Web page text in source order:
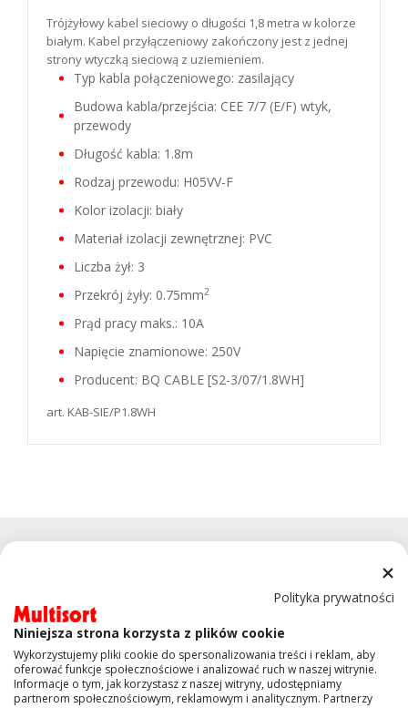
Trójżyłowy kabel sieciowy o długości 1,8 metra w kolorze
białym. Kabel przyłączeniowy zakończony jest z jednej
strony wtyczką sieciową z uziemieniem.
Typ kabla połączeniowego: zasilający
Budowa kabla/przejścia: CEE 7/7 (E/F) wtyk,
przewody
Długość kabla: 1.8m
Rodzaj przewodu: H05VV-F
Kolor izolacji: biały
Materiał izolacji zewnętrznej: PVC
Liczba żył: 3
Przekrój żyły: 0.75mm2
Prąd pracy maks.: 10A
Napięcie znamionowe: 250V
Producent: BQ CABLE [S2-3/07/1.8WH]
art. KAB-SIE/P1.8WH
KONTAKT
OBSŁUGA KLIENTA
Polityka prywatności
Niniejsza strona korzysta z plików cookie
Wykorzystujemy pliki cookie do spersonalizowania treści i reklam, aby
oferować funkcje społecznościowe i analizować ruch w naszej witrynie.
Informacje o tym, jak korzystasz z naszej witryny, udostępniamy
partnerom społecznościowym, reklamowym i analitycznym. Partnerzy